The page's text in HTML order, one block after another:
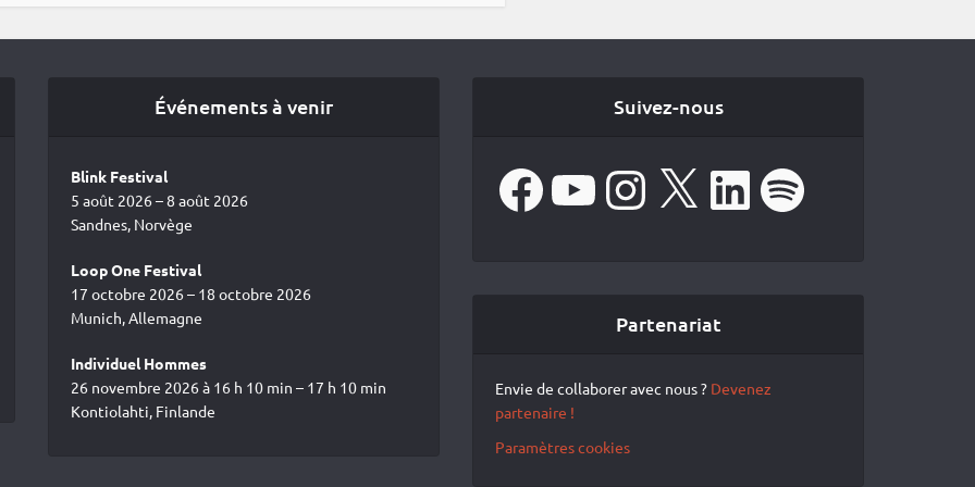
Événements à venir
Blink Festival
5 août 2026 – 8 août 2026
Sandnes, Norvège
Loop One Festival
17 octobre 2026 – 18 octobre 2026
Munich, Allemagne
Individuel Hommes
26 novembre 2026 à 16 h 10 min – 17 h 10 min
Kontiolahti, Finlande
Suivez-nous
FacebookYouTube Instagram
X LinkedIn Spotify
Partenariat
Envie de collaborer avec nous ? Devenez
partenaire !
Paramètres cookies